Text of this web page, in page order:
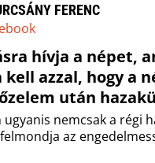
FERENC
hívja a népet,
kell azzal, hogy a
után
nemcsak a régi
az